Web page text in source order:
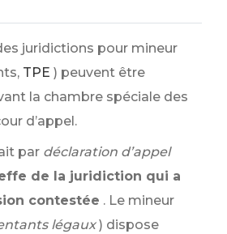
juridictions pour mineur
TPE ) peuvent être
la chambre spéciale des
d’appel.
par déclaration d’appel
de la juridiction qui a
contestée . Le mineur
légaux ) dispose